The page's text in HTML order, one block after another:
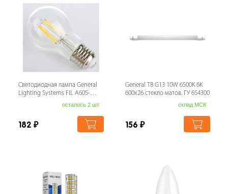
Светодиодная лампа General
Lighting Systems FIL A60S-
осталось 2 шт
182 ₽
General T8 G13 10W 6500K 6K
600х26 стекло матов. ГУ 654300
склад МСК
156 ₽